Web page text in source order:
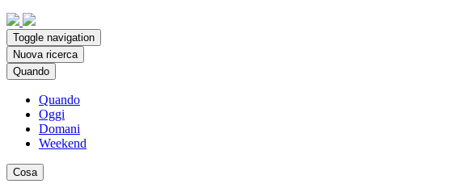
Toggle navigation
Nuova ricerca
Quando
Quando
Oggi
Domani
Weekend
Cosa